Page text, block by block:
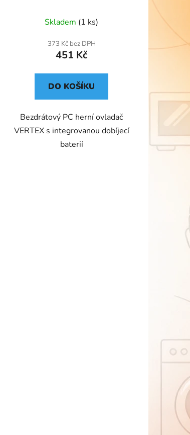
Skladem (1 ks)
373 Kč bez DPH
451 Kč
DO KOŠÍKU
Bezdrátový PC herní ovladač
VERTEX s integrovanou dobíjecí
baterií